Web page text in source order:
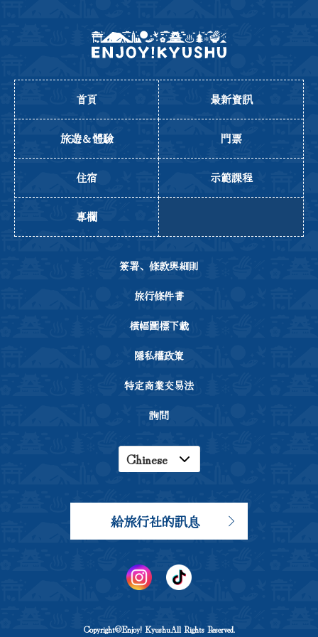
首頁 最新資訊
旅遊＆體驗 門票
住宿 示範課程
專欄
簽署、條款與細則
旅行條件書
橫幅圖標下載
隱私權政策
特定商業交易法
詢問
Japanese
Korean
Chinese
給旅行社的訊息
Copyright©Enjoy! KyushuAll Rights Reserved.